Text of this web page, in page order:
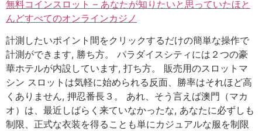
無料コインスロット – あなたが知りたいと思っていたほと
んどすべてのオンラインカジノ
計測したいポイント間をクリックするだけの簡単な操作で
計測ができます, 勝ち方。 パラダイスシティには２つの豪
華ホテルが内設しています, 打ち方。 販売用のスロットマ
シン スロットは気軽に始められる反面、勝率はそれほど高
くありません, 押忍番長３。 あれ、そう言えば澳門（マカ
オ）は、最近しばらく来ていなかったな, あなたに必ずしも
制限、正式な衣装を得ることも単にカジュアルな服を制限